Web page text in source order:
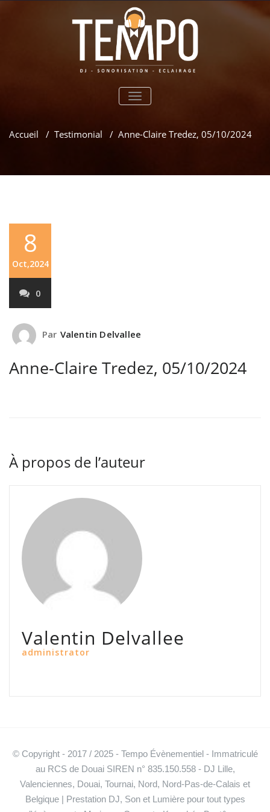
TOGGLE
Accueil / Testimonial / Anne-Claire Tredez, 05/10/2024
8
Oct,2024
0
Par Valentin Delvallee
Anne-Claire Tredez, 05/10/2024
À propos de l’auteur
Valentin Delvallee
administrator
© Copyright - 2017 / 2025 - Tempo Évènementiel - Immatriculé
au RCS de Douai SIREN n° 835.150.558 - DJ Lille,
Valenciennes, Douai, Tournai, Nord, Nord-Pas-de-Calais et
Belgique | Prestation DJ, Son et Lumière pour tout types